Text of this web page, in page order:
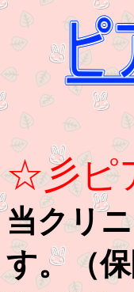
☆彡ピ
当クリ
す。（